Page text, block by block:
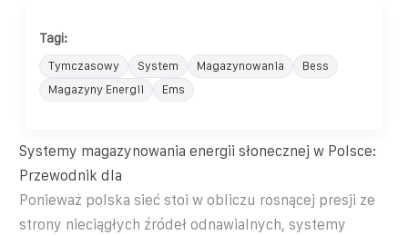
Tagi:
Tymczasowy System Magazynowania
Bess
Magazyny Energii
Ems
Systemy magazynowania energii słonecznej w Polsce:
Przewodnik dla
Ponieważ polska sieć stoi w obliczu rosnącej presji ze
strony nieciągłych źródeł odnawialnych, systemy